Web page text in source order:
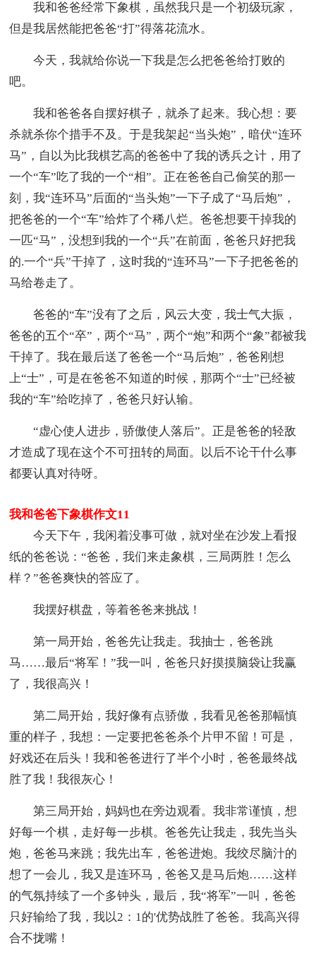
我和爸爸经常下象棋，虽然我只是一个初级玩家，
但是我居然能把爸爸“打”得落花流水。
今天，我就给你说一下我是怎么把爸爸给打败的
吧。
我和爸爸各自摆好棋子，就杀了起来。我心想：要
杀就杀你个措手不及。于是我架起“当头炮”，暗伏“连环
马”，自以为比我棋艺高的爸爸中了我的诱兵之计，用了
一个“车”吃了我的一个“相”。正在爸爸自己偷笑的那一
刻，我“连环马”后面的“当头炮”一下子成了“马后炮”，
把爸爸的一个“车”给炸了个稀八烂。爸爸想要干掉我的
一匹“马”，没想到我的一个“兵”在前面，爸爸只好把我
的.一个“兵”干掉了，这时我的“连环马”一下子把爸爸的
马给卷走了。
爸爸的“车”没有了之后，风云大变，我士气大振，
爸爸的五个“卒”，两个“马”，两个“炮”和两个“象”都被我
干掉了。我在最后送了爸爸一个“马后炮”，爸爸刚想
上“士”，可是在爸爸不知道的时候，那两个“士”已经被
我的“车”给吃掉了，爸爸只好认输。
“虚心使人进步，骄傲使人落后”。正是爸爸的轻敌
才造成了现在这个不可扭转的局面。以后不论干什么事
都要认真对待呀。
我和爸爸下象棋作文11
今天下午，我闲着没事可做，就对坐在沙发上看报
纸的爸爸说：“爸爸，我们来走象棋，三局两胜！怎么
样？”爸爸爽快的答应了。
我摆好棋盘，等着爸爸来挑战！
第一局开始，爸爸先让我走。我抽士，爸爸跳
马……最后“将军！”我一叫，爸爸只好摸摸脑袋让我赢
了，我很高兴！
第二局开始，我好像有点骄傲，我看见爸爸那幅慎
重的样子，我想：一定要把爸爸杀个片甲不留！可是，
好戏还在后头！我和爸爸进行了半个小时，爸爸最终战
胜了我！我很灰心！
第三局开始，妈妈也在旁边观看。我非常谨慎，想
好每一个棋，走好每一步棋。爸爸先让我走，我先当头
炮，爸爸马来跳；我先出车，爸爸进炮。我绞尽脑汁的
想了一会儿，我又是连环马，爸爸又是马后炮……这样
的气氛持续了一个多钟头，最后，我“将军”一叫，爸爸
只好输给了我，我以2：1的'优势战胜了爸爸。我高兴得
合不拢嘴！